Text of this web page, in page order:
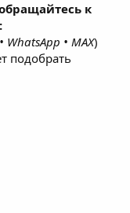
к
WhatsApp • MAX)
подобрать